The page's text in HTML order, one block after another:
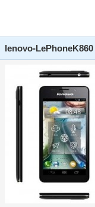
lenovo-LePhoneK860